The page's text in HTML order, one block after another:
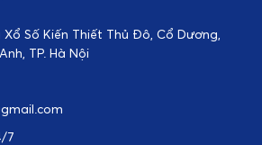
Xổ Số Kiến Thiết Thủ Đô, Cổ Dương,
TP. Hà Nội
7